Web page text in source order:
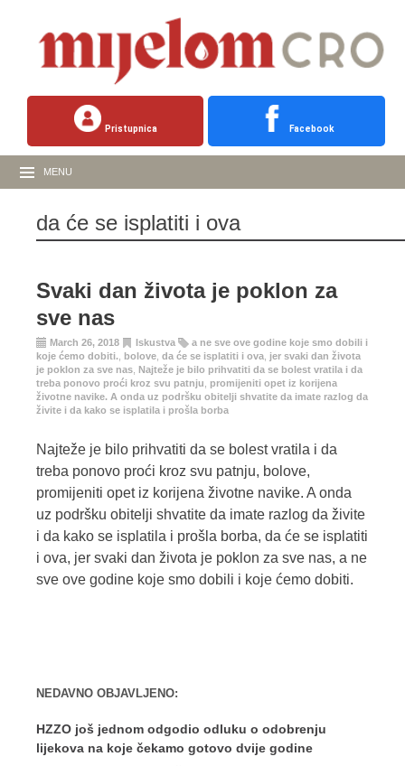
Pristupnica Facebook
MENU
da će se isplatiti i ova
Svaki dan života je poklon za
sve nas
March 26, 2018 Iskustva
a ne sve ove godine koje smo dobili i
koje ćemo dobiti. bolove da će se isplatiti i ova jer svaki dan života
je poklon za sve nas Najteže je bilo prihvatiti da se bolest vratila i da
treba ponovo proći kroz svu patnju
promijeniti opet iz korijena
životne navike. A onda uz podršku obitelji shvatite da imate razlog da
živite i da kako se isplatila i prošla borba
Najteže je bilo prihvatiti da se bolest vratila i da
treba ponovo proći kroz svu patnju, bolove,
promijeniti opet iz korijena životne navike. A onda
uz podršku obitelji shvatite da imate razlog da živite
i da kako se isplatila i prošla borba, da će se isplatiti
i ova, jer svaki dan života je poklon za sve nas, a ne
sve ove godine koje smo dobili i koje ćemo dobiti.
NEDAVNO OBJAVLJENO:
HZZO još jednom odgodio odluku o odobrenju
lijekova na koje čekamo gotovo dvije godine